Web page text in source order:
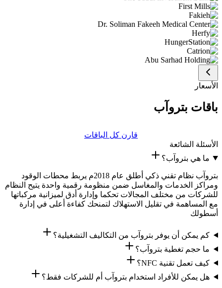
الأسعار
باقات بتروآب
قارن كل الباقات
الأسئلة الشائعة
ما هي بتروآب؟
بتروآب نظام تقني ذكي أطلق عام 2018م يربط محطات الوقود
ومراكز الخدمات والمغاسل ضمن منظومة رقمية واحدة يتيح النظام
للشركات من مختلف المجالات تحكما وإدارة أدق لميزانية مركباتها
مع المساهمة في تقليل الاستهلاك لتمنحك كفاءة أعلى في إدارة
أسطولك
كم يمكن أن يوفر بتروآب من التكاليف التشغيلية؟
ما حجم تغطية بتروآب؟
كيف تعمل تقنية NFC؟
هل يمكن للأفراد استخدام بتروآب أم للشركات فقط؟